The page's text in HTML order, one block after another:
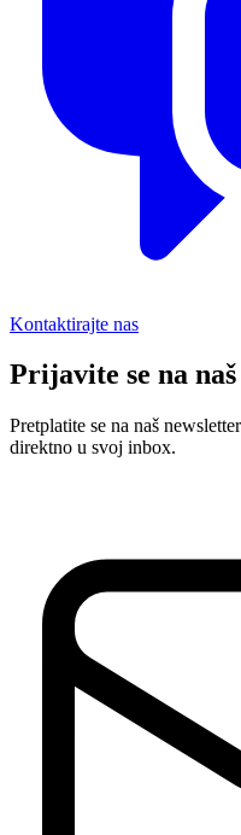
Kontaktirajte nas
Prijavite se na
Pretplatite se na naš
direktno u svoj inbox.